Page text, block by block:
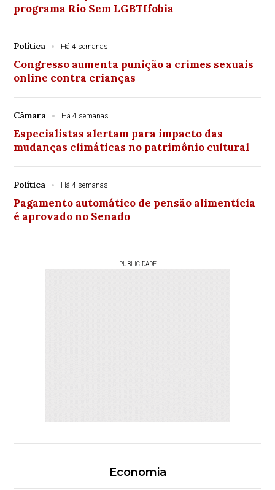
programa Rio Sem LGBTIfobia
Política Há 4 semanas
Congresso aumenta punição a crimes sexuais
online contra crianças
Câmara Há 4 semanas
Especialistas alertam para impacto das
mudanças climáticas no patrimônio cultural
Política Há 4 semanas
Pagamento automático de pensão alimentícia
é aprovado no Senado
PUBLICIDADE
Economia